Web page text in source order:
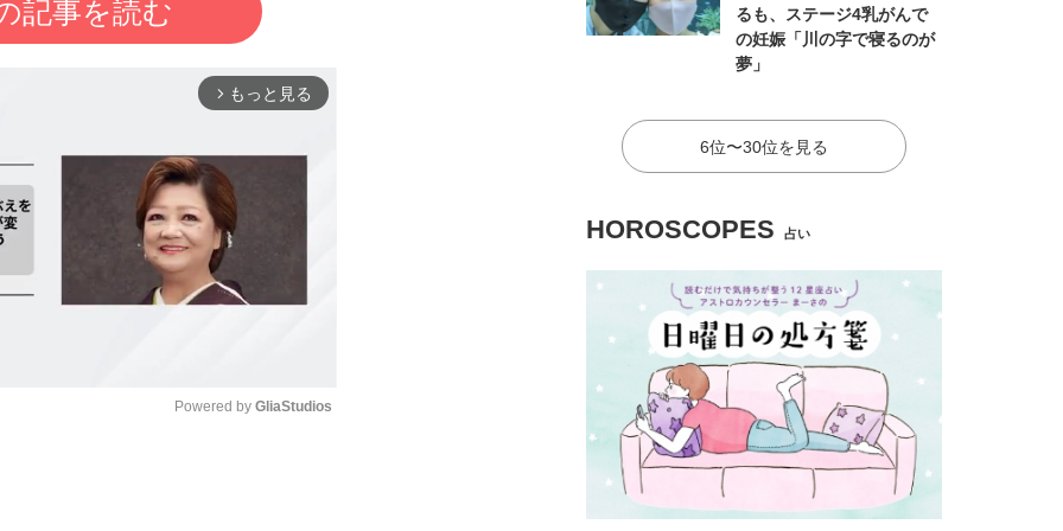
記事を読む
arrow_forward_ios もっと見る
Powered by GliaStudios
るも、ステージ4乳がんで
の妊娠「川の字で寝るのが
夢」
6位〜30位を見る
HOROSCOPES 占い